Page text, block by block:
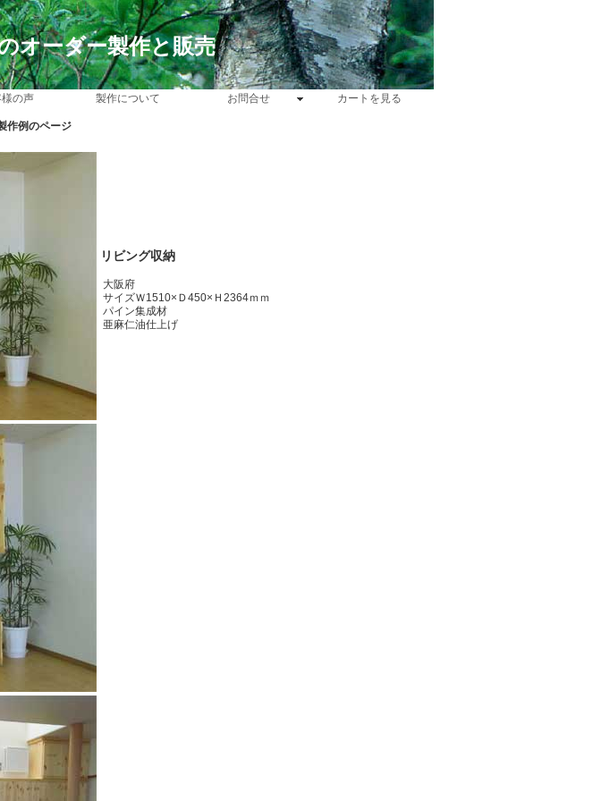
オーダー製作と販売
様の声 製作について お問合せ
カートを見る
作例のページ
リビング収納
大阪府
サイズＷ1510×Ｄ450×Ｈ2364ｍｍ
パイン集成材
亜麻仁油仕上げ